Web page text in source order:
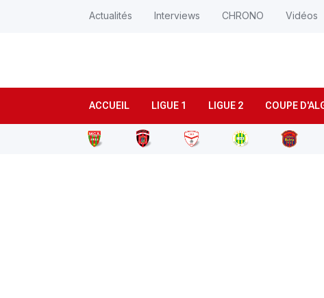
ACCUEIL LIGUE 1 LIGUE 2 COUPE
Actualités Interviews CHRONO Vidéos